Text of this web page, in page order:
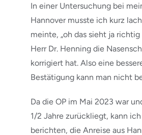
In einer Untersuchung bei
Hannover musste ich kurz
meinte, „oh das sieht ja
Herr Dr. Henning die
korrigiert hat. Also eine
Bestätigung kann man nicht
Da die OP im Mai 2023 war
1/2 Jahre zurückliegt, kann
berichten, die Anreise aus